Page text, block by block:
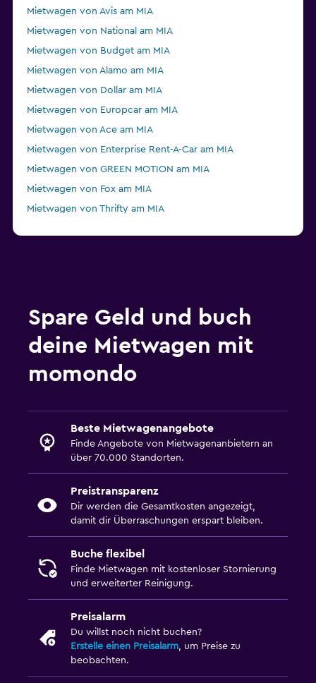
Mietwagen von Avis am MIA
Mietwagen von National am MIA
Mietwagen von Budget am MIA
Mietwagen von Alamo am MIA
Mietwagen von Dollar am MIA
Mietwagen von Europcar am MIA
Mietwagen von Ace am MIA
Mietwagen von Enterprise Rent-A-Car am MIA
Mietwagen von GREEN MOTION am MIA
Mietwagen von Fox am MIA
Mietwagen von Thrifty am MIA
Spare Geld und buch
deine Mietwagen mit
momondo
Beste Mietwagenangebote
Finde Angebote von Mietwagenanbietern an
über 70.000 Standorten.
Preistransparenz
Dir werden die Gesamtkosten angezeigt,
damit dir Überraschungen erspart bleiben.
Buche flexibel
Finde Mietwagen mit kostenloser Stornierung
und erweiterter Reinigung.
Preisalarm
Du willst noch nicht buchen?
Erstelle einen Preisalarm, um Preise zu
beobachten.